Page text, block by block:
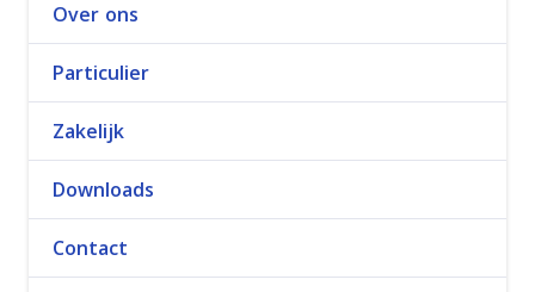
Over ons
Particulier
Zakelijk
Downloads
Contact